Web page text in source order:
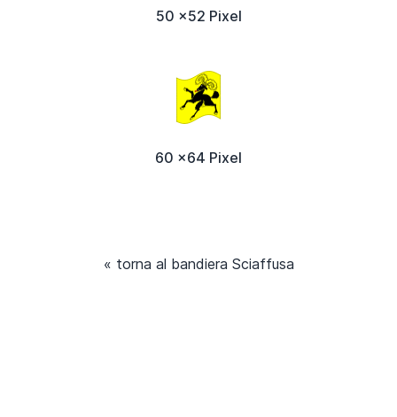
50 x52 Pixel
60 x64 Pixel
« torna al bandiera Sciaffusa